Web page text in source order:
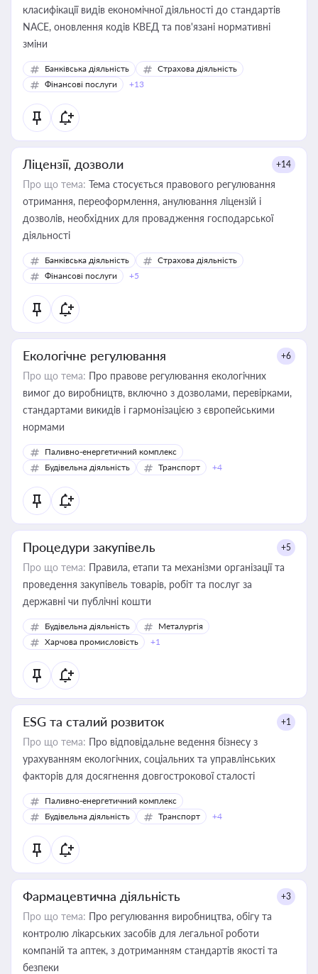
класифікації видів економічної діяльності до стандартів
NACE, оновлення кодів КВЕД та пов'язані нормативні
зміни
Банківська діяльність
Страхова діяльність
Фінансові послуги
+13
Ліцензії, дозволи +14
Про що тема: Тема стосується правового регулювання
отримання, переоформлення, анулювання ліцензій і
дозволів, необхідних для провадження господарської
діяльності
Банківська діяльність
Страхова діяльність
Фінансові послуги
+5
Екологічне регулювання +6
Про що тема: Про правове регулювання екологічних
вимог до виробництв, включно з дозволами, перевірками,
стандартами викидів і гармонізацією з європейськими
нормами
Паливно-енергетичний комплекс
Будівельна діяльність
Транспорт +4
Процедури закупівель +5
Про що тема: Правила, етапи та механізми організації та
проведення закупівель товарів, робіт та послуг за
державні чи публічні кошти
Будівельна діяльність
Металургія
Харчова промисловість
+1
ESG та сталий розвиток +1
Про що тема: Про відповідальне ведення бізнесу з
урахуванням екологічних, соціальних та управлінських
факторів для досягнення довгострокової сталості
Паливно-енергетичний комплекс
Будівельна діяльність
Транспорт +4
Фармацевтична діяльність +3
Про що тема: Про регулювання виробництва, обігу та
контролю лікарських засобів для легальної роботи
компаній та аптек, з дотриманням стандартів якості та
безпеки